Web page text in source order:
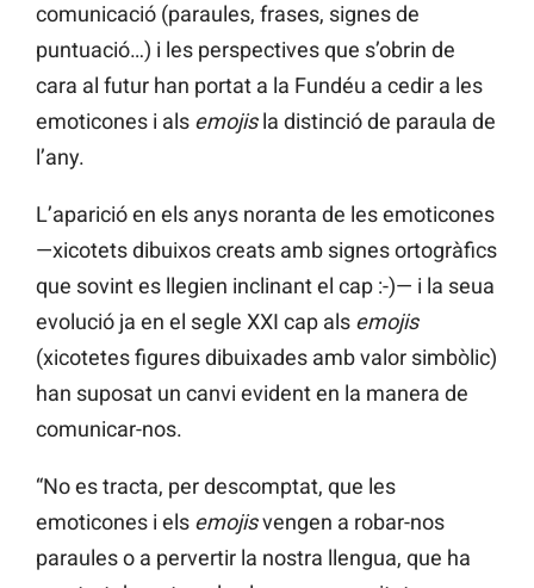
comunicació (paraules, frases, signes de
puntuació…) i les perspectives que s’obrin de
cara al futur han portat a la Fundéu a cedir a les
emoticones i als emojisla distinció de paraula de
l’any.
L’aparició en els anys noranta de les emoticones
—xicotets dibuixoscreats amb signes ortogràfics
que sovint es llegien inclinant el cap :-)— i la seua
evolució ja en el segle XXI cap als emojis
(xicotetes figures dibuixades amb valor simbòlic)
han suposat un canvi evident en la manera de
comunicar-nos.
“No es tracta, per descomptat, que les
emoticones i els emojisvengen a robar-nos
paraules o a pervertir la nostra llengua, que ha